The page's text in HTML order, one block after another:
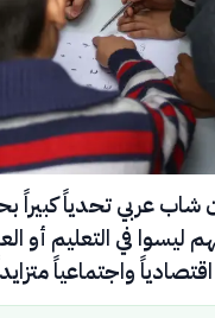
مليون شاب عربي تحدياً
ليسوا في التعليم أو
واجتماعياً